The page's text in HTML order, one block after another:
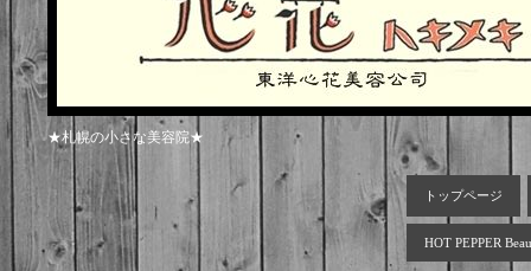
★札幌の小さな美容院★
トップページ
HOT PEPPER